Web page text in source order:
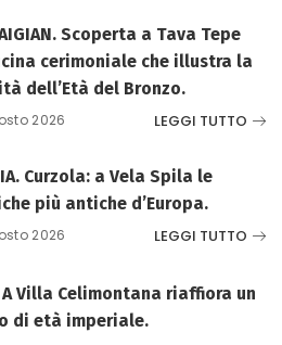
Scoperta a Tava Tepe
cerimoniale che illustra la
dell’Età del Bronzo.
2026 LEGGI TUTTO
Curzola: a Vela Spila le
più antiche d’Europa.
2026 LEGGI TUTTO
A Villa Celimontana riaffiora un
di età imperiale.